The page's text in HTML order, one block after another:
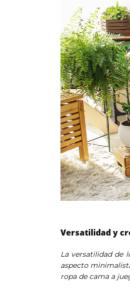
Versatilidad y
La versatilidad de
aspecto
ropa de cama a